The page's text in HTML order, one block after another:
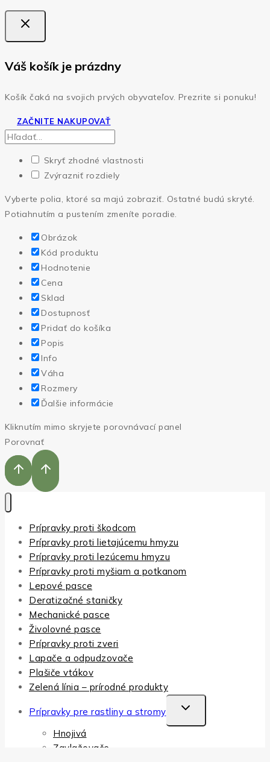
Váš košík je prázdny
Košík čaká na svojich prvých obyvateľov. Prezrite si ponuku!
ZAČNITE NAKUPOVAŤ
Skryť zhodné vlastnosti
Zvýrazniť rozdiely
Vyberte polia, ktoré sa majú zobraziť. Ostatné budú skryté.
Potiahnutím a pustením zmeníte poradie.
Obrázok
Kód produktu
Hodnotenie
Cena
Sklad
Dostupnosť
Pridať do košíka
Popis
Info
Váha
Rozmery
Ďalšie informácie
Kliknutím mimo skryjete porovnávací panel
Porovnať
Prípravky proti škodcom
Prípravky proti lietajúcemu hmyzu
Prípravky proti lezúcemu hmyzu
Prípravky proti myšiam a potkanom
Lepové pasce
Deratizačné staničky
Mechanické pasce
Živolovné pasce
Prípravky proti zveri
Lapače a odpudzovače
Plašiče vtákov
Zelená línia – prírodné produkty
Prípravky pre rastliny a stromy
TOGGLE
CHILD
Hnojivá
Zavlažovače